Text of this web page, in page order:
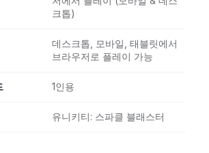
크톱)
데스크톱, 모바일, 태블릿에서
브라우저로 플레이 가능
1인용
유니키티: 스파클 블래스터